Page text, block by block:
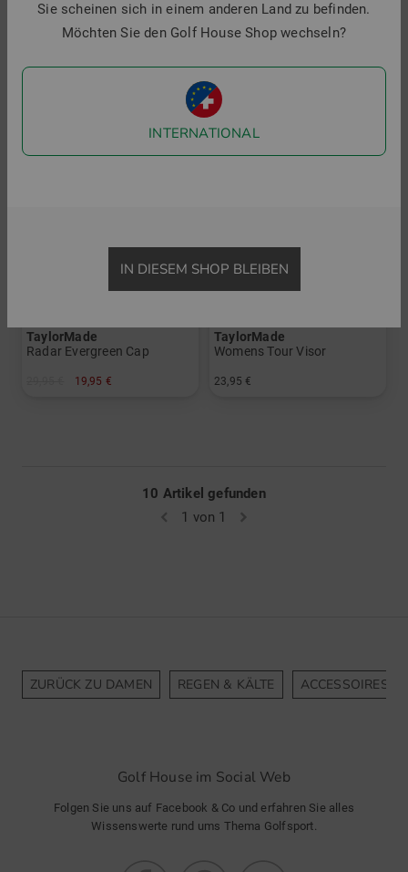
29,95 € 19,95 €
in: Einheitsgröße
29,95 € 21,95 €
in: Einheitsgröße
TaylorMade
Radar Evergreen Cap
19,95 €
TaylorMade
Womens Tour Visor
23,95 €
10 Artikel gefunden
1 von 1
ZURÜCK ZU DAMEN REGEN & KÄLTE ACCESSOIRES
Golf House im Social Web
Folgen Sie uns auf Facebook & Co und erfahren Sie alles
Wissenswerte rund ums Thema Golfsport.
Sie scheinen sich in einem anderen Land zu befinden.
Möchten Sie den Golf House Shop wechseln?
INTERNATIONAL
IN DIESEM SHOP BLEIBEN